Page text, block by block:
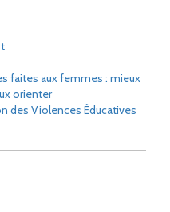
faites aux femmes : mieux
orienter​
des Violences Éducatives